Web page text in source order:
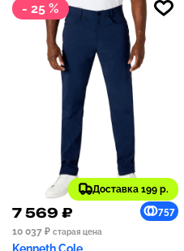
- 25 %
Доставка 199 р.
7 569 ₽
757
10 037 ₽ старая цена